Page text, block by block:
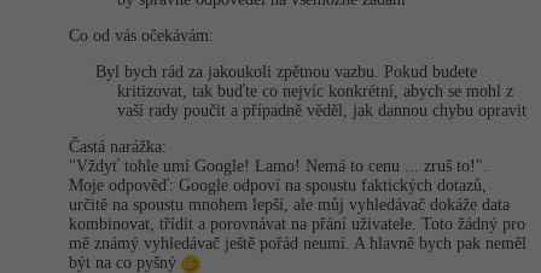
Sítě
Kybernetická bezpečnost
Elektronický podpis
Fórum
Co od vás očekávám:
Byl bych rád za jakoukoli zpětnou vazbu. Pokud budete
kritizovat, tak buďte co nejvíc konkrétní, abych se mohl z
vaší rady poučit a případně věděl, jak dannou chybu opravit
Častá narážka:
"Vždyť tohle umí Google! Lamo! Nemá to cenu ... zruš to!".
Moje odpověď: Google odpoví na spoustu faktických dotazů,
určitě na spoustu mnohem lepší, ale můj vyhledávač dokáže data
kombinovat, třídit a porovnávat na přání uživatele. Toto žádný pro
mě známý vyhledávač ještě pořád neumí. A hlavně bych pak neměl
být na co pyšný